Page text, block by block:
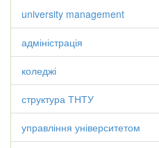
university management
адміністрація
коледжі
структура ТНТУ
управління університетом